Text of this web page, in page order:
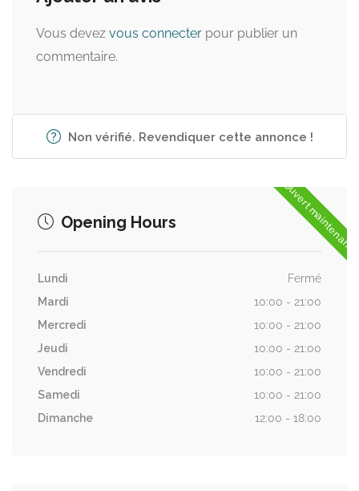
Vous devez vous connecter pour publier un
commentaire.
Non vérifié. Revendiquer cette annonce !
Ouvert maintenant
Opening Hours
Lundi
Fermé
Mardi
10:00 - 21:00
Mercredi
10:00 - 21:00
Jeudi
10:00 - 21:00
Vendredi
10:00 - 21:00
Samedi
10:00 - 21:00
Dimanche
12:00 - 18:00